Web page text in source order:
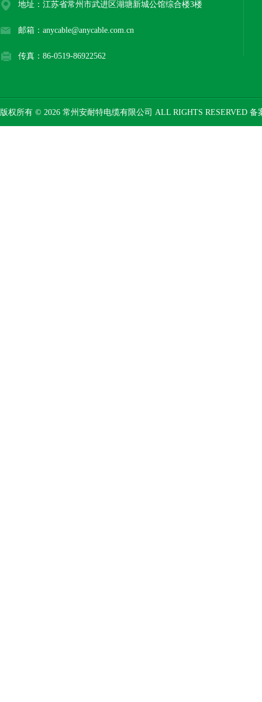
地址：江苏省常州市武进区湖塘新城公馆综合楼3楼
邮箱：anycable@anycable.com.cn
传真：86-0519-86922562
版权所有 © 2026 常州安耐特电缆有限公司 ALL RIGHTS RESERVED 备